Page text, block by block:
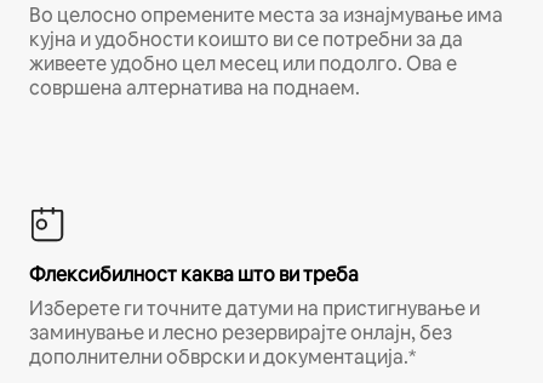
Во целосно опремените места за изнајмување има
кујна и удобности коишто ви се потребни за да
живеете удобно цел месец или подолго. Ова е
совршена алтернатива на поднаем.
Флексибилност каква што ви треба
Изберете ги точните датуми на пристигнување и
заминување и лесно резервирајте онлајн, без
дополнителни обврски и документација.*